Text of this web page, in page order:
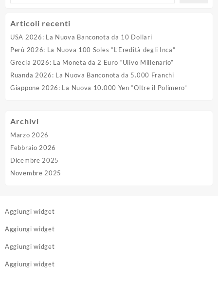
Articoli recenti
USA 2026: La Nuova Banconota da 10 Dollari
Perù 2026: La Nuova 100 Soles “L’Eredità degli Inca”
Grecia 2026: La Moneta da 2 Euro “Ulivo Millenario”
Ruanda 2026: La Nuova Banconota da 5.000 Franchi
Giappone 2026: La Nuova 10.000 Yen “Oltre il Polimero”
Archivi
Marzo 2026
Febbraio 2026
Dicembre 2025
Novembre 2025
Aggiungi widget
Aggiungi widget
Aggiungi widget
Aggiungi widget